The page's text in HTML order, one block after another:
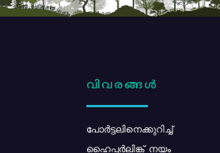
വിവരങ്ങൾ
പോര്‍ട്ടലിനെക്കുറിച്ച്
ഹൈപ്പർലിങ്ക് നയം